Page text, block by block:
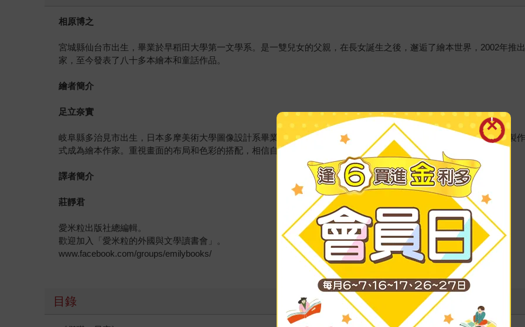
相原博之
宮城縣仙台市出生，畢業於早稻田大學第一文學系。是一雙兒女的父親，在長女誕生之後，邂逅了繪本世界，2002年推
家，至今發表了八十多本繪本和童話作品。
繪者簡介
足立奈實
岐阜縣多治見市出生，日本多摩美術大學圖像設計系畢業。進入玩具公司後，遇見相原先生，2002年，受邀參與繪本製
式成為繪本作家。重視畫面的布局和色彩的搭配，相信自己的感覺。
譯者簡介
莊靜君
愛米粒出版社總編輯。
歡迎加入「愛米粒的外國與文學讀書會」。
www.facebook.com/groups/emilybooks/
目錄